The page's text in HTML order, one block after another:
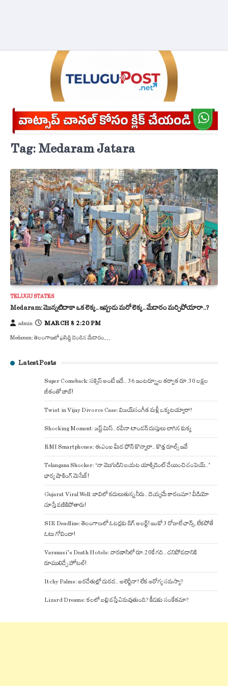
Tag:Medaram Jatara
TELUGU STATES
Medaram: మొన్నటిదాకా ఒక లెక్క.. ఇప్పుడు మరో లెక్క.. మేడారం మర్చిపోయారా..?
admin MARCH 8 2:20 PM
Medaram: తెలంగాణలో ప్రసిద్ధి చెందిన మేడారం…
Latest Posts
Super Comeback: సక్సెస్ అంటే ఇదే.. 36 ఇంటర్వ్యూల తర్వాత రూ.30 లక్షల
జీతంతో జాబ్!
Twist in Vijay Divorce Case: విజయ్-సంగీత మళ్లీ ఒక్కటయ్యారా?
Shocking Moment: జస్ట్ మిస్.. రవీనా టాండన్ దుస్తులు లాగిన కుక్క
EMI Smartphones: ఈఎంఐ మీద ఫోన్ కొన్నారా.. కొత్త రూల్స్ ఇవే
Telangana Shocker: ‘నా మొగుడిని బయట యాక్సిడెంట్ చేయించి చంపెయ్..’
భార్య షాకింగ్ మెసేజ్!
Gujarat Viral Well: బావిలో కదులుతున్న నీరు.. దెయ్యమే కారణమా? వీడియో
చూస్తే వణికిపోతారు!
SIR Deadline: తెలంగాణలో ఓటర్లకు బిగ్ అలర్ట్! ఇంకో 3 రోజులే ఛాన్స్, లేకపోతే
ఓటు గోవిందా!
Varanasi’s Death Hotels: వారణాసిలో రూ.20కే గది.. చనిపోవడానికి
రూములిచ్చే హోటల్!
Itchy Palms: అరచేతుల్లో దురద.. అలెర్జీనా? లేక ఆరోగ్య సమస్యా?
Lizard Dreams: కలలో బల్లి వస్తే ఏమవుతుంది? కీడుకు సంకేతమా?